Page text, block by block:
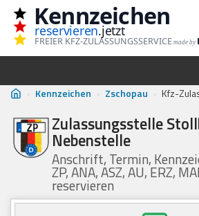
Zum
Inhalt
Kennzeichen
reservieren.jetzt
FREIER KFZ-ZULASSUNGSSERVICE made by
› Kennzeichen › Zschopau › Kfz-
Zulassungsstelle
Nebenstelle
Anschrift, Termin,
ZP, ANA, ASZ, AU, ERZ,
reservieren